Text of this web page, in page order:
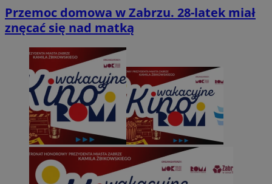
Przemoc domowa w Zabrzu. 28-latek miał
znęcać się nad matką